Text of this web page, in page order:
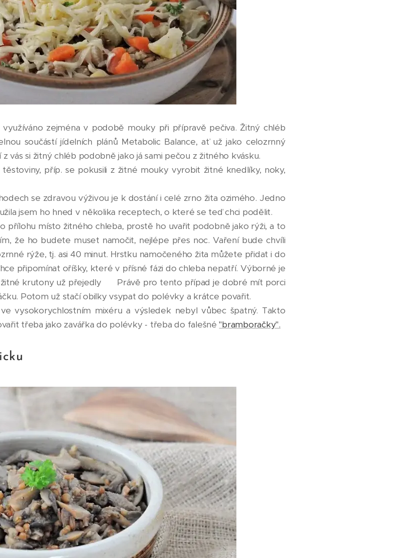
zejména v podobě mouky při přípravě pečiva. Žitný chléb
součástí jídelních plánů Metabolic Balance, ať už jako celozrnný
vás si žitný chléb podobně jako já sami pečou z žitného kvásku.
příp. se pokusili z žitné mouky vyrobit žitné knedlíky, noky,
se zdravou výživou je k dostání i celé zrno žita ozimého. Jedno
jsem ho hned v několika receptech, o které se teď chci podělit.
přílohu místo žitného chleba, prostě ho uvařit podobně jako rýži, a to
že ho budete muset namočit, nejlépe přes noc. Vaření bude chvíli
rýže, tj. asi 40 minut. Hrstku namočeného žita můžete přidat i do
připomínat oříšky, které v přísné fázi do chleba nepatří. Výborné je
krutony už přejedly 😊 Právě pro tento případ je dobré mít porci
Potom už stačí obilky vsypat do polévky a krátce povařit.
vysokorychlostním mixéru a výsledek nebyl vůbec špatný. Takto
třeba jako zavářka do polévky - třeba do falešné"bramboračky".